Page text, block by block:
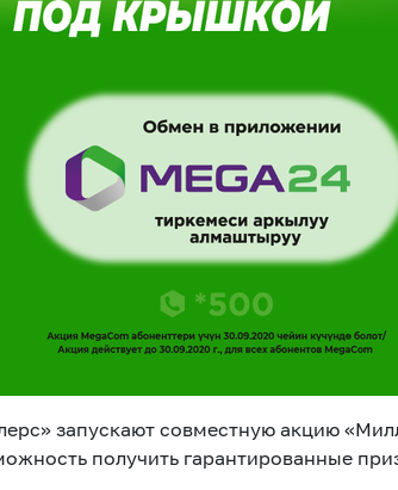
Доставка SIM
Работа в MEGA
запускают совместную акцию
получить гарантированные